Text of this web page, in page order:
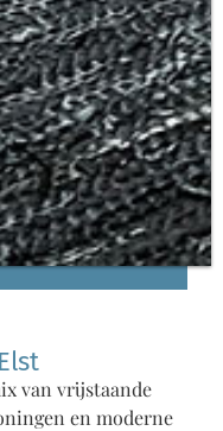
van vrijstaande
en moderne